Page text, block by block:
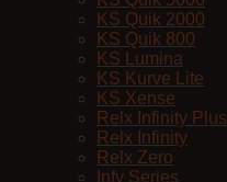
KS Quik 2000
KS Quik 800
KS Lumina
KS Kurve Lite
KS Xense
Relx Infinity Plus
Relx Infinity
Relx Zero
Infy Series